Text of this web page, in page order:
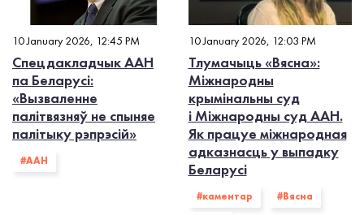
10 January 2026, 12:45 PM
Спецдакладчык ААН
па Беларусі:
«Вызваленне
палітвязняў не спыняе
палітыку рэпрэсій»
#ААН
10 January 2026, 12:03 PM
Тлумачыць «Вясна»:
Міжнародны
крымінальны суд
і Міжнародны суд ААН.
Як працуе міжнародная
адказнасць у выпадку
Беларусі
#каментар #Вясна